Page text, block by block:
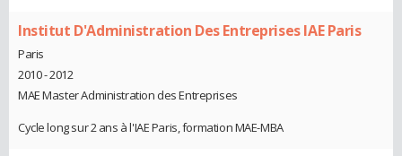
Institut D'Administration Des Entreprises IAE Paris
Paris
2010 - 2012
MAE Master Administration des Entreprises
Cycle long sur 2 ans à l'IAE Paris, formation MAE-MBA